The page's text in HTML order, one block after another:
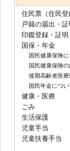
住民票（住民登
戸籍の届出・証
印鑑登録・証明
国保・年金
国民健康保険
国民健康保険
後期高齢者医
国民年金につい
健康・医療
ごみ
生活保護
児童手当
児童扶養手当